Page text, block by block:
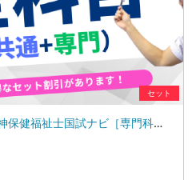
セット
🎥受験対策ＷＥＢ講座『精神保健福祉士国試ナビ［専門科目］２０２７』＆「科目別の重要ポイントがわかる！社会福祉士合格講座２０２７［共通科目］」